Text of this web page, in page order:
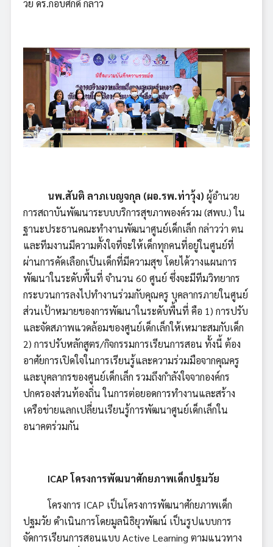
วัย ดร.กอบศักดิ์ กล่าว
นพ.สันติ ลาภเบญจกุล (ผอ.รพ.ท่าวุ้ง) ผู้อำนวย
การสถาบันพัฒนาระบบบริการสุขภาพองค์รวม (สพบ.) ใน
ฐานะประธานคณะทำงานพัฒนาศูนย์เด็กเล็ก กล่าวว่า ตน
และทีมงานมีความตั้งใจที่จะให้เด็กทุกคนที่อยู่ในศูนย์ที่
ผ่านการคัดเลือกเป็นเด็กที่มีความสุข โดยได้วางแผนการ
พัฒนาในระดับพื้นที่ จำนวน 60 ศูนย์ ซึ่งจะมีทีมวิทยากร
กระบวนการลงไปทำงานร่วมกับคุณครู บุคลากรภายในศูนย์
ส่วนเป้าหมายของการพัฒนาในระดับพื้นที่ คือ 1) การปรับ
และจัดสภาพแวดล้อมของศูนย์เด็กเล็กให้เหมาะสมกับเด็ก
2) การปรับหลักสูตร/กิจกรรมการเรียนการสอน ทั้งนี้ ต้อง
อาศัยการเปิดใจในการเรียนรู้และความร่วมมือจากคุณครู
และบุคลากรของศูนย์เด็กเล็ก รวมถึงกำลังใจจากองค์กร
ปกครองส่วนท้องถิ่น ในการต่อยอดการทำงานและสร้าง
เครือข่ายแลกเปลี่ยนเรียนรู้การพัฒนาศูนย์เด็กเล็กใน
อนาคตร่วมกัน
ICAP โครงการพัฒนาศักยภาพเด็กปฐมวัย
โครงการ ICAP เป็นโครงการพัฒนาศักยภาพเด็ก
ปฐมวัย ดำเนินการโดยมูลนิธิยุวพัฒน์ เป็นรูปแบบการ
จัดการเรียนการสอนแบบ Active Learning ตามแนวทาง